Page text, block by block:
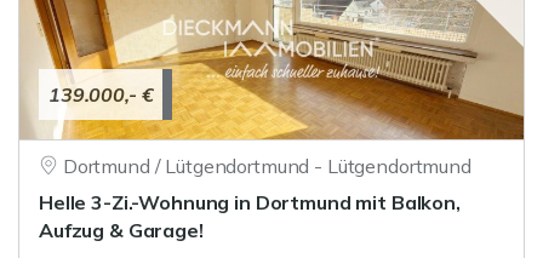
139.000,- €
Dortmund / Lütgendortmund - Lütgendortmund
Helle 3-Zi.-Wohnung in Dortmund mit Balkon,
Aufzug & Garage!